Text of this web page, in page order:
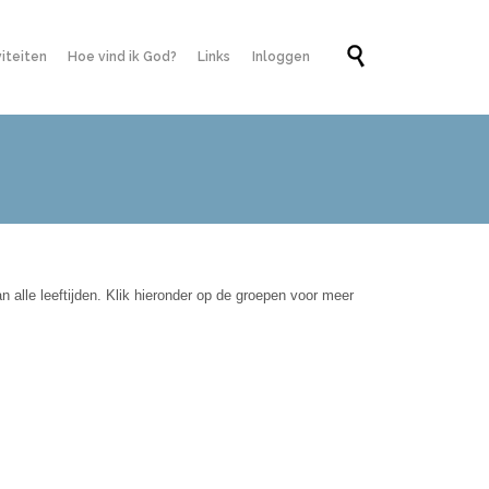
Skip
Hoe vind ik God? Links Inloggen 
alle leeftijden. Klik hieronder op de groepen voor meer